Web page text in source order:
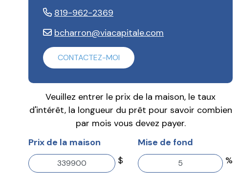
819-962-2369
bcharron@viacapitale.com
CONTACTEZ-MOI
Veuillez entrer le prix de la maison, le taux
d'intérêt, la longueur du prêt pour savoir combien
par mois vous devez payer.
Prix de la maison
$
Mise de fond
%